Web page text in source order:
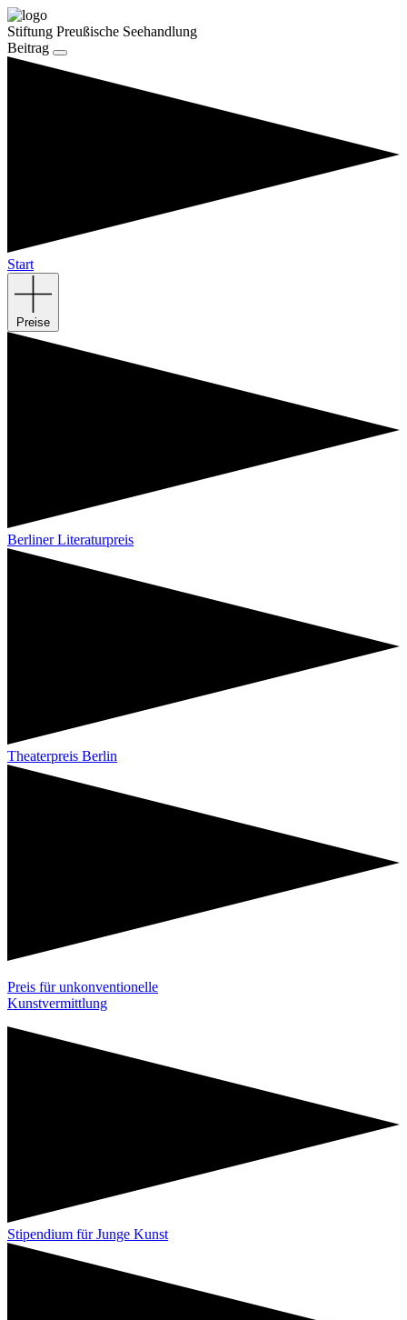
Stiftung Preußische Seehandlung
Beitrag
Start
Preise
Berliner Literaturpreis
Theaterpreis Berlin
Preis für unkonventionelle
Kunstvermittlung
Stipendium für Junge Kunst